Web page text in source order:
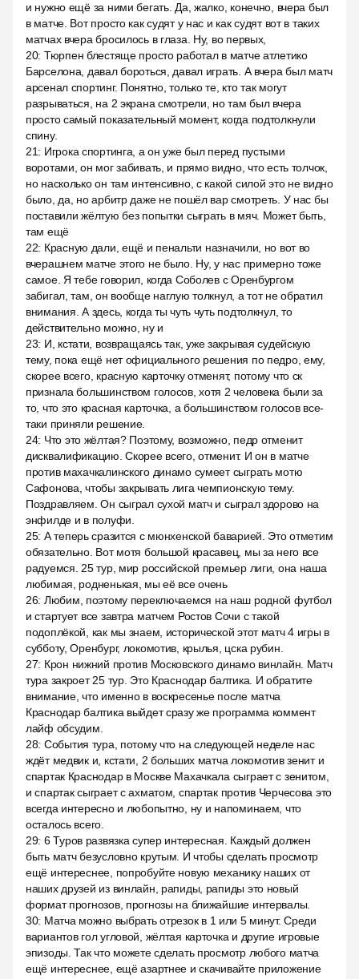
и нужно ещё за ними бегать. Да, жалко, конечно, вчера был
в матче. Вот просто как судят у нас и как судят вот в таких
матчах вчера бросилось в глаза. Ну, во первых,
20: Тюрпен блестяще просто работал в матче атлетико
Барселона, давал бороться, давал играть. А вчера был матч
арсенал спортинг. Понятно, только те, кто так могут
разрываться, на 2 экрана смотрели, но там был вчера
просто самый показательный момент, когда подтолкнули
спину.
21: Игрока спортинга, а он уже был перед пустыми
воротами, он мог забивать, и прямо видно, что есть толчок,
но насколько он там интенсивно, с какой силой это не видно
было, да, но арбитр даже не пошёл вар смотреть. У нас бы
поставили жёлтую без попытки сыграть в мяч. Может быть,
там ещё
22: Красную дали, ещё и пенальти назначили, но вот во
вчерашнем матче этого не было. Ну, у нас примерно тоже
самое. Я тебе говорил, когда Соболев с Оренбургом
забигал, там, он вообще наглую толкнул, а тот не обратил
внимания. А здесь, когда ты чуть чуть подтолкнул, то
действительно можно, ну и
23: И, кстати, возвращаясь так, уже закрывая судейскую
тему, пока ещё нет официального решения по педро, ему,
скорее всего, красную карточку отменят, потому что ск
признала большинством голосов, хотя 2 человека были за
то, что это красная карточка, а большинством голосов все-
таки приняли решение.
24: Что это жёлтая? Поэтому, возможно, педр отменит
дисквалификацию. Скорее всего, отменит. И он в матче
против махачкалинского динамо сумеет сыграть мотю
Сафонова, чтобы закрывать лига чемпионскую тему.
Поздравляем. Он сыграл сухой матч и сыграл здорово на
энфилде и в полуфи.
25: А теперь сразится с мюнхенской баварией. Это отметим
обязательно. Вот мотя большой красавец, мы за него все
радуемся. 25 тур, мир российской премьер лиги, она наша
любимая, родненькая, мы её все очень
26: Любим, поэтому переключаемся на наш родной футбол
и стартует все завтра матчем Ростов Сочи с такой
подоплёкой, как мы знаем, исторической этот матч 4 игры в
субботу, Оренбург, локомотив, крылья, цска рубин.
27: Крон нижний против Московского динамо винлайн. Матч
тура закроет 25 тур. Это Краснодар балтика. И обратите
внимание, что именно в воскресенье после матча
Краснодар балтика выйдет сразу же программа коммент
лайф обсудим.
28: События тура, потому что на следующей неделе нас
ждёт медвик и, кстати, 2 больших матча локомотив зенит и
спартак Краснодар в Москве Махачкала сыграет с зенитом,
и спартак сыграет с ахматом, спартак против Черчесова это
всегда интересно и любопытно, ну и напоминаем, что
осталось всего.
29: 6 Туров развязка супер интересная. Каждый должен
быть матч безусловно крутым. И чтобы сделать просмотр
ещё интереснее, попробуйте новую механику наших от
наших друзей из винлайн, рапиды, рапиды это новый
формат прогнозов, прогнозы на ближайшие интервалы.
30: Матча можно выбрать отрезок в 1 или 5 минут. Среди
вариантов гол угловой, жёлтая карточка и другие игровые
эпизоды. Так что можете сделать просмотр любого матча
ещё интереснее, ещё азартнее и скачивайте приложение